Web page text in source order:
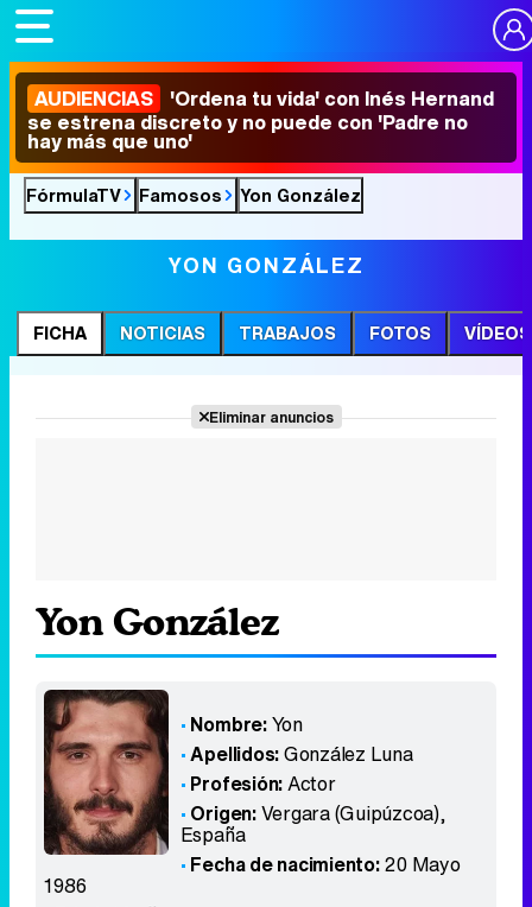
AUDIENCIAS 'Ordena tu vida' con Inés Hernand
se estrena discreto y no puede con 'Padre no
hay más que uno'
FórmulaTV Famosos Yon González
YON GONZÁLEZ
FICHA NOTICIAS TRABAJOS FOTOS VÍDEOS
Eliminar anuncios
Yon González
Nombre:Yon
Apellidos:González Luna
Profesión:Actor
Origen:Vergara (Guipúzcoa),
España
Fecha de nacimiento:20 Mayo
1986